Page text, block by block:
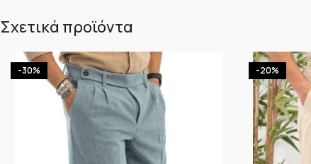
Σχετικά προϊόντα
-30% -20%